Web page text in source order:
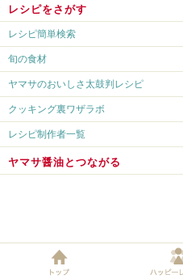
レシピをさがす
レシピ簡単検索
旬の食材
ヤマサのおいしさ太鼓判レシピ
クッキング裏ワザラボ
レシピ制作者一覧
ヤマサ醤油とつながる